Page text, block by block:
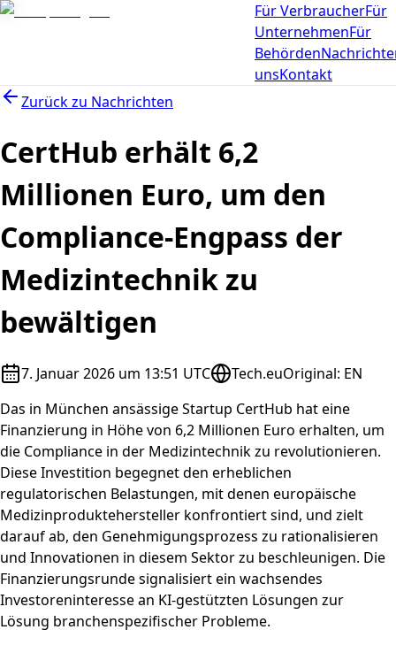
Für VerbraucherFür
UnternehmenFür
Behörden
unsKontakt
Zurück zu Nachrichten
CertHub erhält 6,2
Millionen Euro, um den
Compliance-Engpass der
Medizintechnik zu
bewältigen
7. Januar 2026 um 13:51 UTC Tech.euOriginal: EN
Das in München ansässige Startup CertHub hat eine
Finanzierung in Höhe von 6,2 Millionen Euro erhalten, um
die Compliance in der Medizintechnik zu revolutionieren.
Diese Investition begegnet den erheblichen
regulatorischen Belastungen, mit denen europäische
Medizinproduktehersteller konfrontiert sind, und zielt
darauf ab, den Genehmigungsprozess zu rationalisieren
und Innovationen in diesem Sektor zu beschleunigen. Die
Finanzierungsrunde signalisiert ein wachsendes
Investoreninteresse an KI-gestützten Lösungen zur
Lösung branchenspezifischer Probleme.